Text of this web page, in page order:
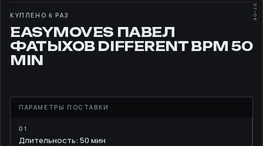
КУПЛЕНО 6 РАЗ
EASYMOVES ПАВЕЛ
ФАТЫХОВ DIFFERENT BPM 50
MIN
Длительность: 50 мин
01—06